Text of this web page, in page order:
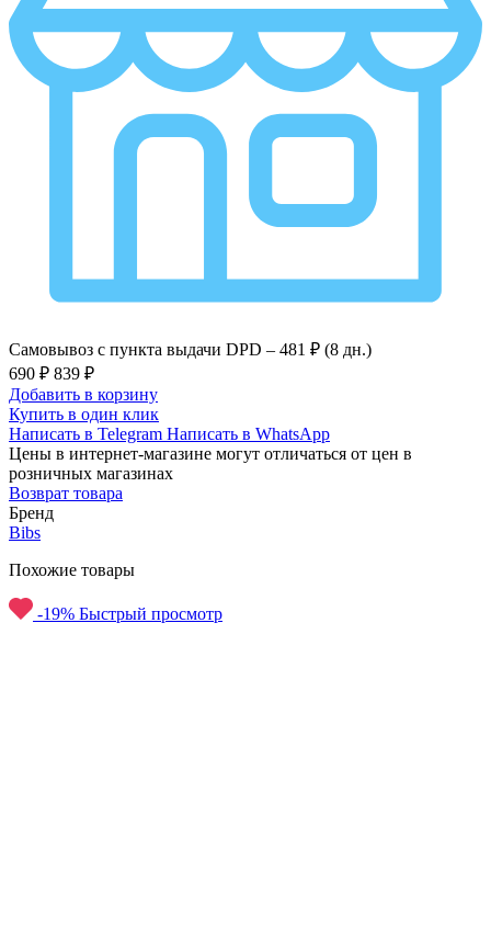
Самовывоз с пункта выдачи DPD – 481 ₽ (8 дн.)
690 ₽ 839 ₽
Добавить в корзину
Купить в один клик
Написать в Telegram Написать в WhatsApp
Цены в интернет-магазине могут отличаться от цен в
розничных магазинах
Возврат товара
Бренд
Bibs
Похожие товары
-19% Быстрый просмотр